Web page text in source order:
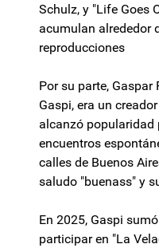
Schulz, y "Life Goes
acumulan alrededor
reproducciones
Por su parte,
Gaspi, era un
alcanzó popularidad
encuentros
calles de Buenos
saludo "buenass" y
En 2025, Gaspi
participar en "La